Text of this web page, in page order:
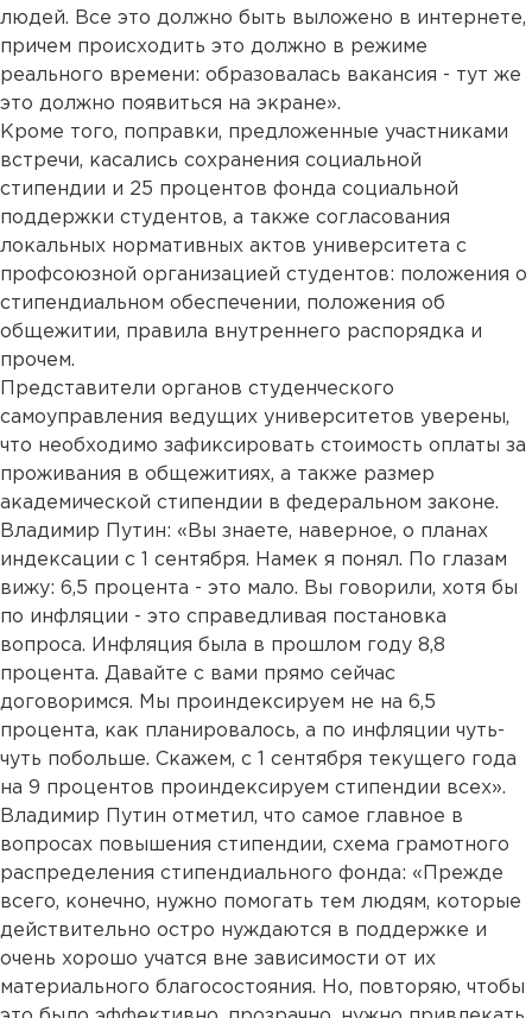
людей. Все это должно быть выложено в интернете,
причем происходить это должно в режиме
реального времени: образовалась вакансия - тут же
это должно появиться на экране».
Кроме того, поправки, предложенные участниками
встречи, касались сохранения социальной
стипендии и 25 процентов фонда социальной
поддержки студентов, а также согласования
локальных нормативных актов университета с
профсоюзной организацией студентов: положения о
стипендиальном обеспечении, положения об
общежитии, правила внутреннего распорядка и
прочем.
Представители органов студенческого
самоуправления ведущих университетов уверены,
что необходимо зафиксировать стоимость оплаты за
проживания в общежитиях, а также размер
академической стипендии в федеральном законе.
Владимир Путин: «Вы знаете, наверное, о планах
индексации с 1 сентября. Намек я понял. По глазам
вижу: 6,5 процента - это мало. Вы говорили, хотя бы
по инфляции - это справедливая постановка
вопроса. Инфляция была в прошлом году 8,8
процента. Давайте с вами прямо сейчас
договоримся. Мы проиндексируем не на 6,5
процента, как планировалось, а по инфляции чуть-
чуть побольше. Скажем, с 1 сентября текущего года
на 9 процентов проиндексируем стипендии всех».
Владимир Путин отметил, что самое главное в
вопросах повышения стипендии, схема грамотного
распределения стипендиального фонда: «Прежде
всего, конечно, нужно помогать тем людям, которые
действительно остро нуждаются в поддержке и
очень хорошо учатся вне зависимости от их
материального благосостояния. Но, повторяю, чтобы